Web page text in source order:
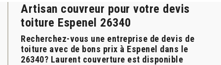
Artisan couvreur pour votre devis
toiture Espenel 26340
Recherchez-vous une entreprise de devis de
toiture avec de bons prix à Espenel dans le
26340? Laurent couverture est disponible